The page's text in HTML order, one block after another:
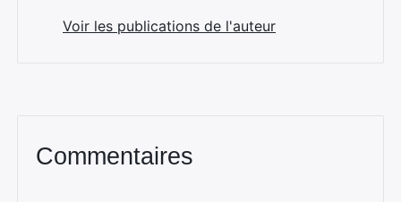
Voir les publications de l'auteur
Commentaires